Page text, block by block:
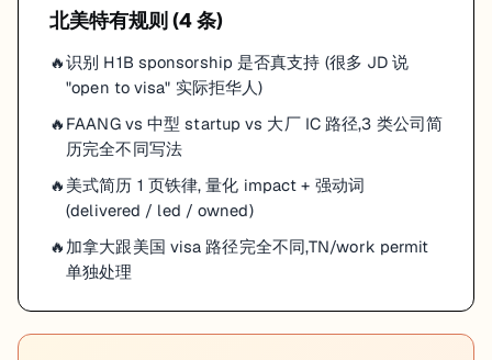
北美特有规则 (4条)
识别 H1B sponsorship 是否真支持 (很多 JD 说
"open to visa" 实际拒华人)
FAANG vs 中型 startup vs 大厂 IC 路径,3 类公司简
历完全不同写法
美式简历 1 页铁律, 量化 impact + 强动词
(delivered / led / owned)
加拿大跟美国 visa 路径完全不同,TN/work permit
单独处理